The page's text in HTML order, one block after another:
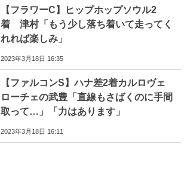
【フラワーC】ヒップホップソウル2
着 津村「もう少し落ち着いて走ってく
れれば楽しみ」
2023年3月18日 16:35
【ファルコンS】ハナ差2着カルロヴェ
ローチェの武豊「直線もさばくのに手間
取って…」「力はあります」
2023年3月18日 16:11